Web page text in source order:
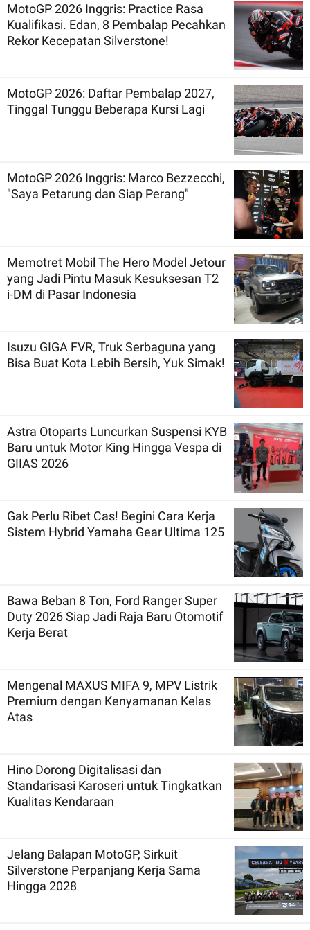
MotoGP 2026 Inggris: Practice Rasa
Kualifikasi. Edan, 8 Pembalap Pecahkan
Rekor Kecepatan Silverstone!
MotoGP 2026: Daftar Pembalap 2027,
Tinggal Tunggu Beberapa Kursi Lagi
MotoGP 2026 Inggris: Marco Bezzecchi,
"Saya Petarung dan Siap Perang"
Memotret Mobil The Hero Model Jetour
yang Jadi Pintu Masuk Kesuksesan T2
i-DM di Pasar Indonesia
Isuzu GIGA FVR, Truk Serbaguna yang
Bisa Buat Kota Lebih Bersih, Yuk Simak!
Astra Otoparts Luncurkan Suspensi KYB
Baru untuk Motor King Hingga Vespa di
GIIAS 2026
Gak Perlu Ribet Cas! Begini Cara Kerja
Sistem Hybrid Yamaha Gear Ultima 125
Bawa Beban 8 Ton, Ford Ranger Super
Duty 2026 Siap Jadi Raja Baru Otomotif
Kerja Berat
Mengenal MAXUS MIFA 9, MPV Listrik
Premium dengan Kenyamanan Kelas
Atas
Hino Dorong Digitalisasi dan
Standarisasi Karoseri untuk Tingkatkan
Kualitas Kendaraan
Jelang Balapan MotoGP, Sirkuit
Silverstone Perpanjang Kerja Sama
Hingga 2028